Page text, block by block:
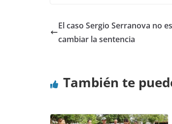
El caso Sergio Serranova no
cambiar la sentencia
También te